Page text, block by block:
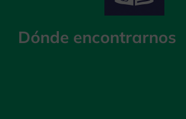
Dónde encontrarnos